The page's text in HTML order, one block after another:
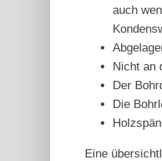
auch
Nicht an
Der
Die
Eine